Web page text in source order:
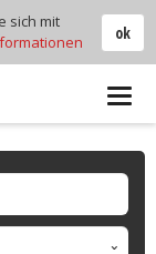
ok
sich mit